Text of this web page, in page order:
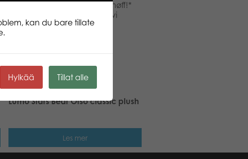
Finsk design. *Nøff-nøff!*
og skitt, fordi jeg vil at vi
Lumo Stars Bear Otso classic plush
Les mer
kan du bare tillate
Hylkää Tillat alle